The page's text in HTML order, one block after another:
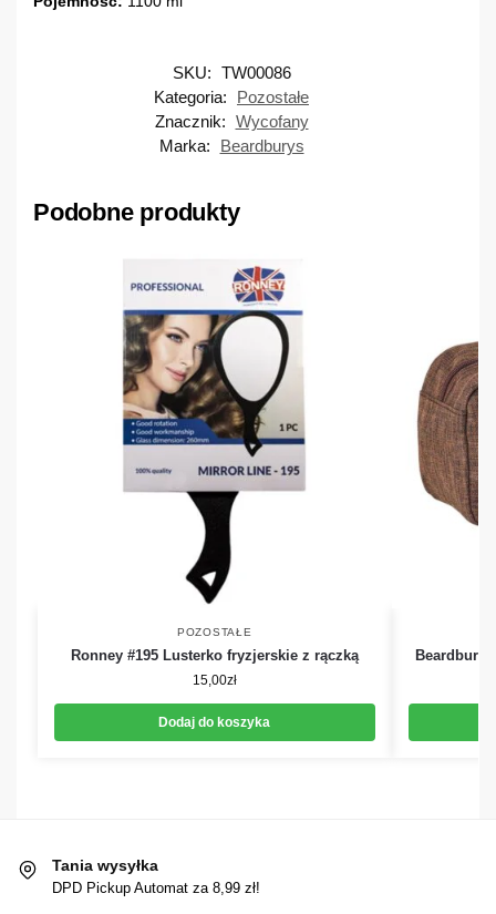
SKU: TW00086
Kategoria:
Pozostałe
Znacznik: Wycofany
Marka:
Beardburys
Podobne produkty
POZOSTAŁE
Ronney #195 Lusterko fryzjerskie z rączką
15,00zł
Dodaj do koszyka
Tania wysyłka
DPD Pickup Automat za 8,99 zł!